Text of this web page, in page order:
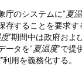
庁のシステムに”夏
存することを要求す
”期間中は政府およ
ータを”夏温度”で提
”利用を義務化する。